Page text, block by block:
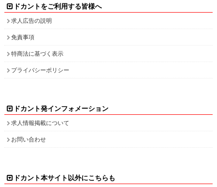
ドカントをご利用する皆様へ
求人広告の説明
免責事項
特商法に基づく表示
プライバシーポリシー
ドカント発インフォメーション
求人情報掲載について
お問い合わせ
ドカント本サイト以外にこちらも